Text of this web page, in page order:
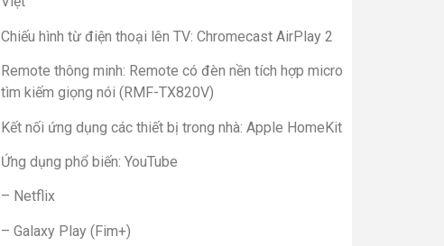
Chiếu hình từ điện thoại lên TV: Chromecast AirPlay 2
Remote thông minh: Remote có đèn nền tích hợp micro
tìm kiếm giọng nói (RMF-TX820V)
Kết nối ứng dụng các thiết bị trong nhà: Apple HomeKit
Ứng dụng phổ biến: YouTube
– Netflix
– Galaxy Play (Fim+)